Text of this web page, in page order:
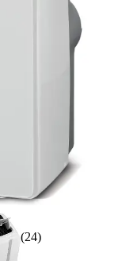
(24)